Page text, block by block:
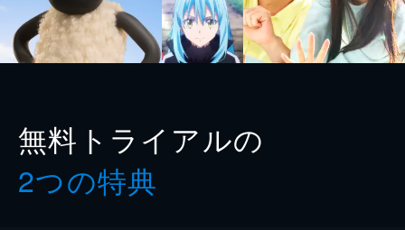
無料トライアルの
2つの特典